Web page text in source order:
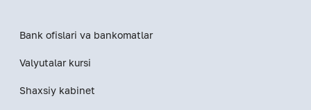
Bank ofislari va bankomatlar
Valyutalar kursi
Shaxsiy kabinet